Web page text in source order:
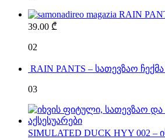
RAIN
39.00 ₾
02
RAIN PANTS – სათევზაო ჩექმა
03
SIMULATED DUCK HYY 002 –